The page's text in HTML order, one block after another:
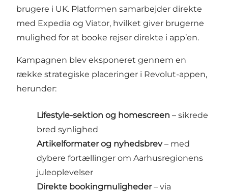
brugere i UK. Platformen samarbejder direkte
med Expedia og Viator, hvilket giver brugerne
mulighed for at booke rejser direkte i app’en.
Kampagnen blev eksponeret gennem en
række strategiske placeringer i Revolut-appen,
herunder:
Lifestyle-sektion og homescreen – sikrede
bred synlighed
Artikelformater og nyhedsbrev– med
dybere fortællinger om Aarhusregionens
juleoplevelser
Direkte bookingmuligheder– via